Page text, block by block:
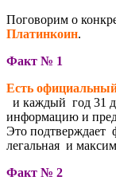
Поговорим о
Платинкоин.
Факт № 1
Есть
и каждый год 31
информацию и
Это подтверждает
легальная и
Факт № 2